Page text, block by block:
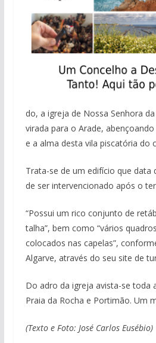
do, a igreja de Nossa Senhora
virada para o Arade,
e a alma desta vila piscatória do
Trata-se de um edifício que data
de ser intervencionado após o
“Possui um rico conjunto de
talha”, bem como “vários
colocados nas capelas”,
Algarve, através do seu site de
Do adro da igreja avista-se toda
Praia da Rocha e Portimão. Um
(Texto e Foto: José Carlos Eusébio)